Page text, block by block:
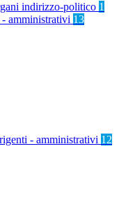
indirizzo-politico 1
amministrativi 13
- amministrativi 12